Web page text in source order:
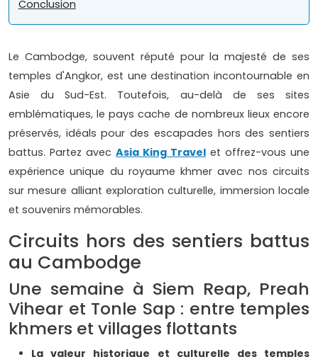
Conclusion
Le Cambodge, souvent réputé pour la majesté de ses
temples d'Angkor, est une destination incontournable en
Asie du Sud-Est. Toutefois, au-delà de ses sites
emblématiques, le pays cache de nombreux lieux encore
préservés, idéals pour des escapades hors des sentiers
battus. Partez avec Asia King Travel et offrez-vous une
expérience unique du royaume khmer avec nos circuits
sur mesure alliant exploration culturelle, immersion locale
et souvenirs mémorables.
Circuits hors des sentiers battus
au Cambodge
Une semaine à Siem Reap, Preah
Vihear et Tonle Sap : entre temples
khmers et villages flottants
La valeur historique et culturelle des temples